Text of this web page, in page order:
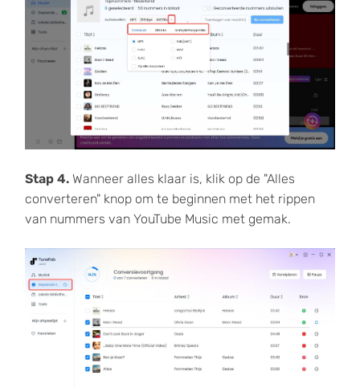
Stap 4. Wanneer alles klaar is, klik op de "Alles
converteren" knop om te beginnen met het rippen
van nummers van YouTube Music met gemak.